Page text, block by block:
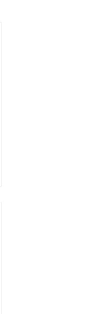
达拟减持不超1%公司股份